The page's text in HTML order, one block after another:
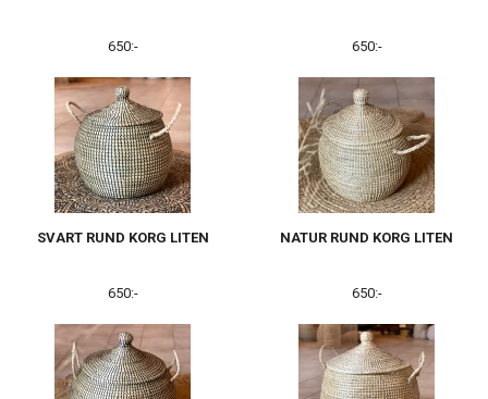
650:- 650:-
SVART RUND KORG LITEN
650:-
NATUR RUND KORG LITEN
650:-